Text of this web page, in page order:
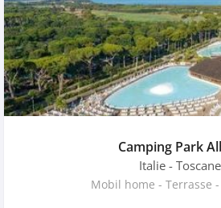
Camping Park
Italie - Toscane
Mobil home - Terrasse